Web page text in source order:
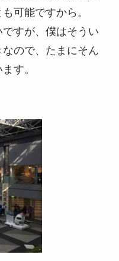
可能ですから。
すが、僕はそうい
ので、たまにそん
す。